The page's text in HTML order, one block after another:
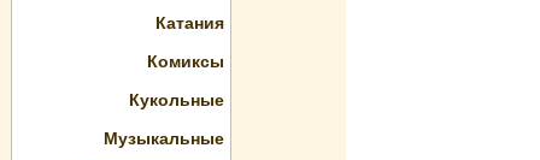
Катания
Комиксы
Кукольные
Музыкальные